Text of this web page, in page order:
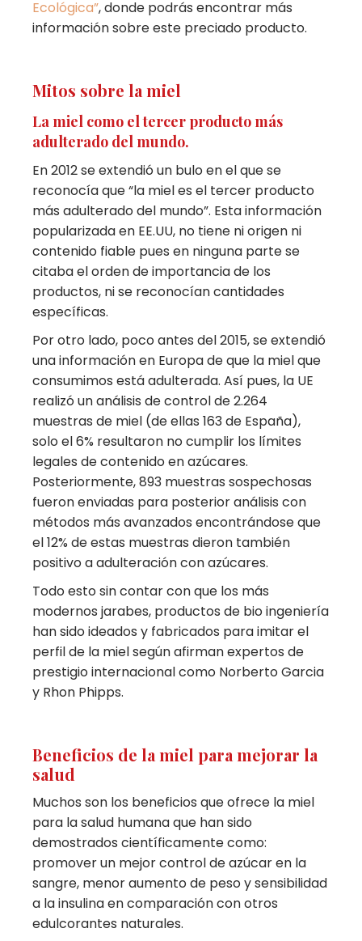
Ecológica”, donde podrás encontrar más
información sobre este preciado producto.
Mitos sobre la miel
La miel como el tercer producto más
adulterado del mundo.
En 2012 se extendió un bulo en el que se
reconocía que “la miel es el tercer producto
más adulterado del mundo”. Esta información
popularizada en EE.UU, no tiene ni origen ni
contenido fiable pues en ninguna parte se
citaba el orden de importancia de los
productos, ni se reconocían cantidades
específicas.
Por otro lado, poco antes del 2015, se extendió
una información en Europa de que la miel que
consumimos está adulterada. Así pues, la UE
realizó un análisis de control de 2.264
muestras de miel (de ellas 163 de España),
solo el 6% resultaron no cumplir los límites
legales de contenido en azúcares.
Posteriormente, 893 muestras sospechosas
fueron enviadas para posterior análisis con
métodos más avanzados encontrándose que
el 12% de estas muestras dieron también
positivo a adulteración con azúcares.
Todo esto sin contar con que los más
modernos jarabes, productos de bio ingeniería
han sido ideados y fabricados para imitar el
perfil de la miel según afirman expertos de
prestigio internacional como Norberto Garcia
y Rhon Phipps.
Beneficios de la miel para mejorar la
salud
Muchos son los beneficios que ofrece la miel
para la salud humana que han sido
demostrados científicamente como:
promover un mejor control de azúcar en la
sangre, menor aumento de peso y sensibilidad
a la insulina en comparación con otros
edulcorantes naturales.